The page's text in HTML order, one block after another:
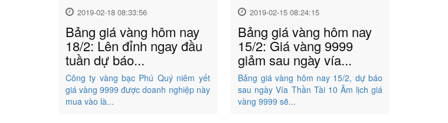
2019-02-18 08:33:56
Bảng giá vàng hôm nay
18/2: Lên đỉnh ngay đầu
tuần dự báo...
Công ty vàng bạc Phú Quý niêm yết
giá vàng 9999 được doanh nghiệp này
mua vào là...
2019-02-15 08:24:15
Bảng giá vàng hôm nay
15/2: Giá vàng 9999
giảm sau ngày vía...
Bảng giá vàng hôm nay 15/2, dự báo
sau ngày Vía Thần Tài 10 Âm lịch giá
vàng 9999 sẽ...